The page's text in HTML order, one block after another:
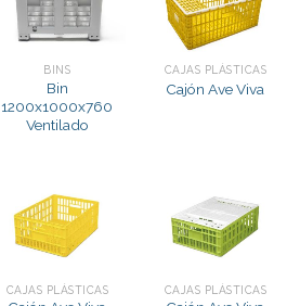
BINS
Bin
1200x1000x760
Ventilado
CAJAS PLÁSTICAS
Cajón Ave Viva
CAJAS PLÁSTICAS CAJAS PLÁSTICAS